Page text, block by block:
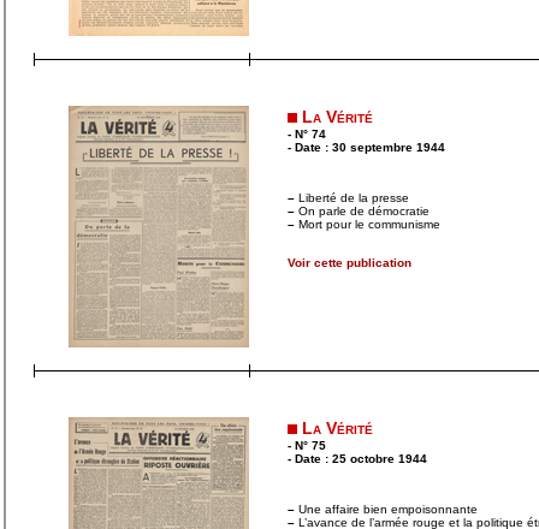
La Vérité
- N° 74
- Date : 30 septembre 1944
– Liberté de la presse
– On parle de démocratie
– Mort pour le communisme
Voir cette publication
La Vérité
- N° 75
- Date : 25 octobre 1944
– Une affaire bien empoisonnante
– L’avance de l’armée rouge et la politique